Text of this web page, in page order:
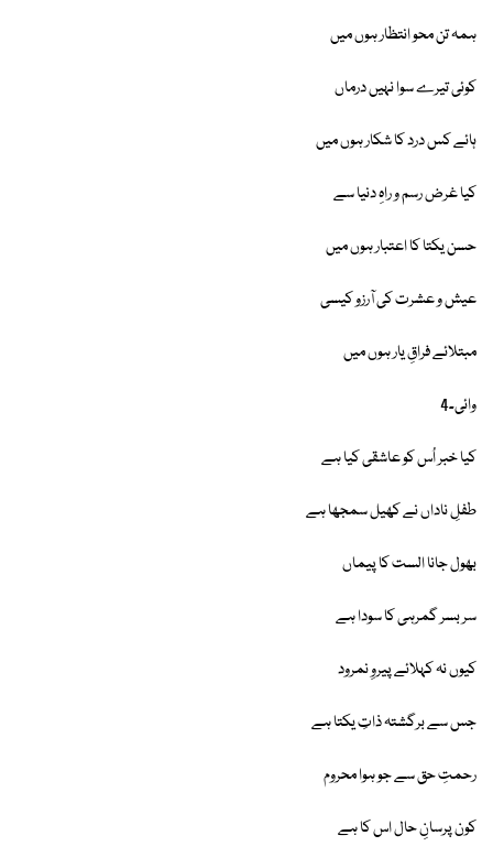
ہمہ تن محو انتظار ہوں میں
کوئی تیرے سوا نہیں درماں
ہائے کس درد کا شکار ہوں میں
کیا غرض رسم و راہِ دنیا سے
حسن یکتا کا اعتبار ہوں میں
عیش و عشرت کی آرزو کیسی
مبتلائے فراقِ یار ہوں میں
وائی۔4
کیا خبر اُس کو عاشقی کیا ہے
طفلِ ناداں نے کھیل سمجھا ہے
بھول جانا الست کا پیماں
سر بسر گمرہی کا سودا ہے
کیوں نہ کہلائے پیروِ نمرود
جس سے برگشتہ ذاتِ یکتا ہے
رحمتِ حق سے جو ہوا محروم
کون پرسانِ حال اس کا ہے